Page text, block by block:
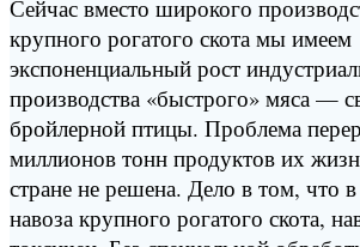
Сейчас вместо широкого
крупного рогатого скота мы имеем
экспоненциальный рост
производства «быстрого» мяса —
бройлерной птицы. Проблема
миллионов тонн продуктов их
стране не решена. Дело в том, что
навоза крупного рогатого скота,